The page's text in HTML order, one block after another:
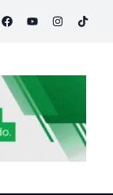
hoje em